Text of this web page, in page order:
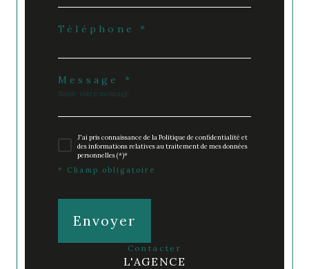
Téléphone *
Message *
J'ai pris connaissance de la Politique de confidentialité et
des informations relatives au traitement de mes données
personnelles (*)*
* Champ obligatoire
Envoyer
contacter
L'AGENCE